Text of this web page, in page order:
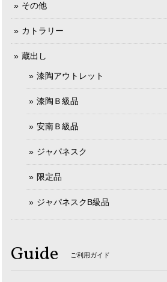
その他
カトラリー
蔵出し
漆陶アウトレット
漆陶Ｂ級品
安南Ｂ級品
ジャパネスク
限定品
ジャパネスクB級品
Guide ご利用ガイド